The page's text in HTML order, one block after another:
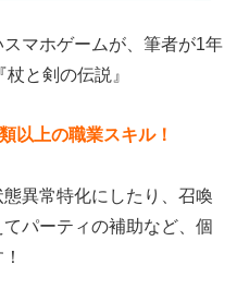
マホゲームが、筆者が1年
と剣の伝説』
以上の職業スキル！
異常特化にしたり、召喚
パーティの補助など、個